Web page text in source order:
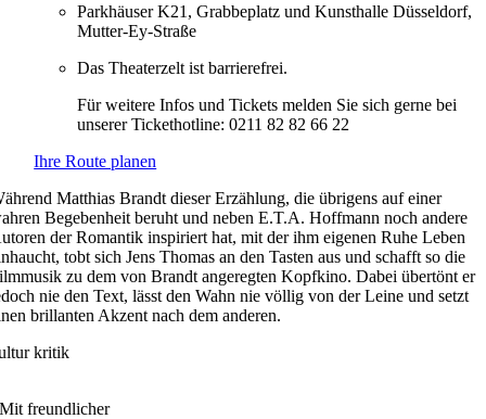
Parkhäuser K21, Grabbeplatz und Kunsthalle Düsseldorf,
Mutter-Ey-Straße
Das Theaterzelt ist barrierefrei.
Für weitere Infos und Tickets melden Sie sich gerne bei
unserer Tickethotline: 0211 82 82 66 22
Ihre Route planen
Matthias Brandt dieser Erzählung, die übrigens auf einer
Begebenheit beruht und neben E.T.A. Hoffmann noch andere
der Romantik inspiriert hat, mit der ihm eigenen Ruhe Leben
tobt sich Jens Thomas an den Tasten aus und schafft so die
zu dem von Brandt angeregten Kopfkino. Dabei übertönt er
nie den Text, lässt den Wahn nie völlig von der Leine und setzt
brillanten Akzent nach dem anderen.
kritik
Mit freundlicher